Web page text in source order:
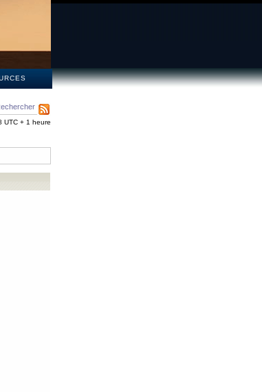
UTC + 1 heure